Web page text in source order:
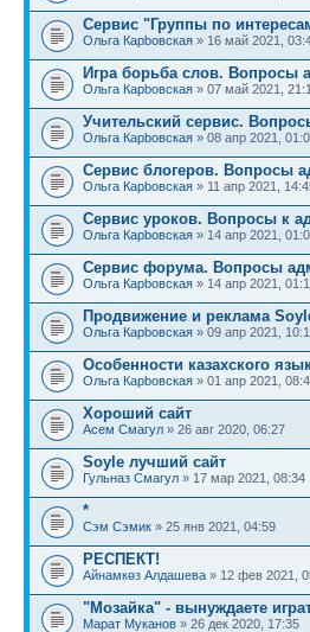
Сервис "Группы по
Ольга Карbовская » 16 май 2021,
Игра борьба слов. Вопросы
Ольга Карbовская » 07 май 2021,
Учительский сервис.
Ольга Карbовская » 08 апр 2021,
Сервис блогеров. Вопросы
Ольга Карbовская » 11 апр 2021,
Сервис уроков. Вопросы к
Ольга Карbовская » 14 апр 2021,
Сервис форума. Вопросы
Ольга Карbовская » 14 апр 2021,
Продвижение и реклама
Ольга Карbовская » 09 апр 2021,
Особенности казахского
Ольга Карbовская » 01 апр 2021,
Хороший сайт
Асем Смагул » 26 авг 2020, 06:27
Soyle лучший сайт
Гульназ Смагул » 17 мар 2021, 08:34
*
Сэм Сэмик » 25 янв 2021, 04:59
РЕСПЕКТ!
Айнамкөз Алдашева » 12 фев 2021,
"Мозайка" - вынуждаете
Марат Муканов » 26 дек 2020, 17:35